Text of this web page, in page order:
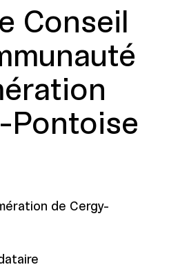
Conseil
Pontoise
de Cergy-